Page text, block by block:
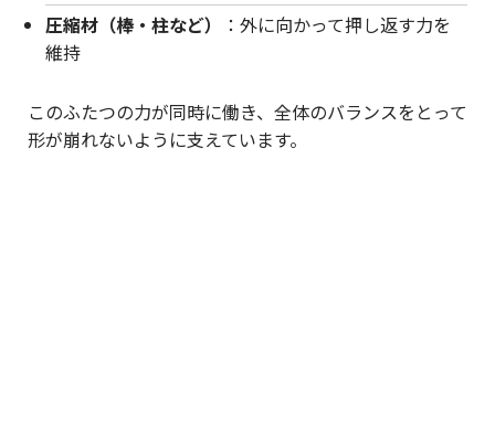
圧縮材（棒・柱など）
：外に向かって押し返す力を
維持
このふたつの力が同時に働き、全体のバランスをとって
形が崩れないように支えています。